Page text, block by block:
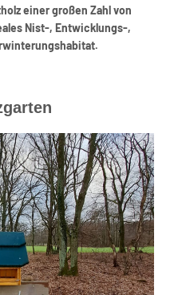
einer großen Zahl von
Nist-, Entwicklungs-,